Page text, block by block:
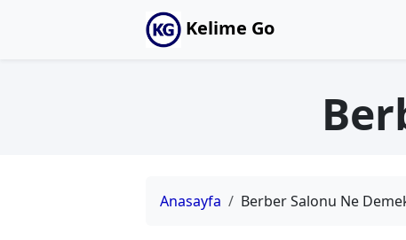
Kelime Go
Anasayfa Berber Salonu Ne